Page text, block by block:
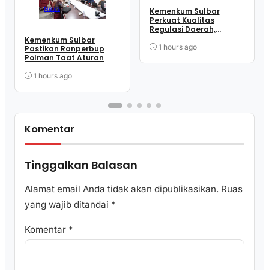
News
Kemenkum Sulbar
Pastikan Ranperbup
Polman Taat Aturan
1 hours ago
Kemenkum Sulbar
Perkuat Kualitas
Regulasi Daerah,
Ranperbup Polman
1 hours ago
Komentar
Tinggalkan Balasan
Alamat email Anda tidak akan dipublikasikan. Ruas
yang wajib ditandai *
Komentar *